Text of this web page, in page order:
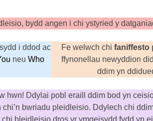
bydd angen i chi ystyried y
i ddod ac
neu Who
Fe welwch chi faniffesto
ffynonellau newyddion
ddim yn
hwn! Ddylai pobl eraill ddim bod yn
bwriadu pleidleisio. Ddylech chi
bleidleisio dros yr ymgeisydd fydd yn